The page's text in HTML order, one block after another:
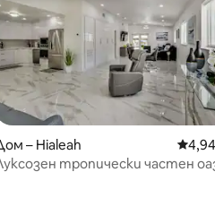
5 от 5, 9 отзива
– Hialeah
тропически частен